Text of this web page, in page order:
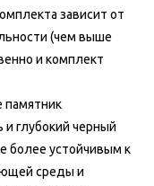
зависит от
(чем выше
и комплект
памятник
глубокий черный
более устойчивым к
среды и